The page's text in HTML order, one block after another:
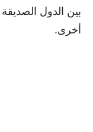
بين الدول
أخرى.